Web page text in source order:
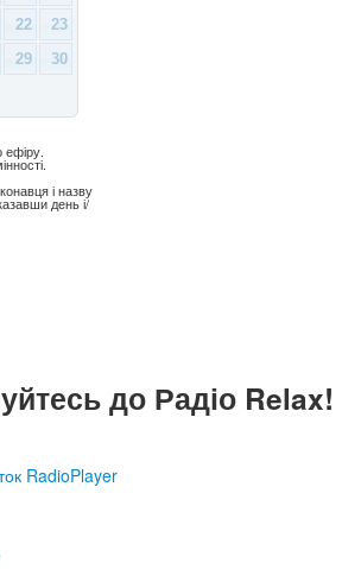
22 23
29 30
ефіру.
і назву
день і/
до Радіо Relax!